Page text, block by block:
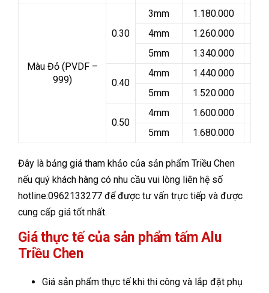
Màu Đỏ (PVDF –
999)
0.30
3mm
1.180.000
4mm
1.260.000
5mm
1.340.000
0.40
4mm
1.440.000
5mm
1.520.000
0.50
4mm
1.600.000
5mm
1.680.000
Đây là bảng giá tham khảo của sản phẩm Triều Chen
nếu quý khách hàng có nhu cầu vui lòng liên hệ số
hotline:0962133277 để được tư vấn trực tiếp và được
cung cấp giá tốt nhất.
Giá thực tế của sản phẩm tấm Alu
Triều Chen
Giá sản phẩm thực tế khi thi công và lắp đặt phụ